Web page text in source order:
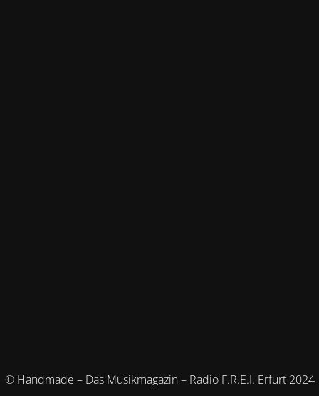
© Handmade – Das Musikmagazin – Radio F.R.E.I. Erfurt 2024